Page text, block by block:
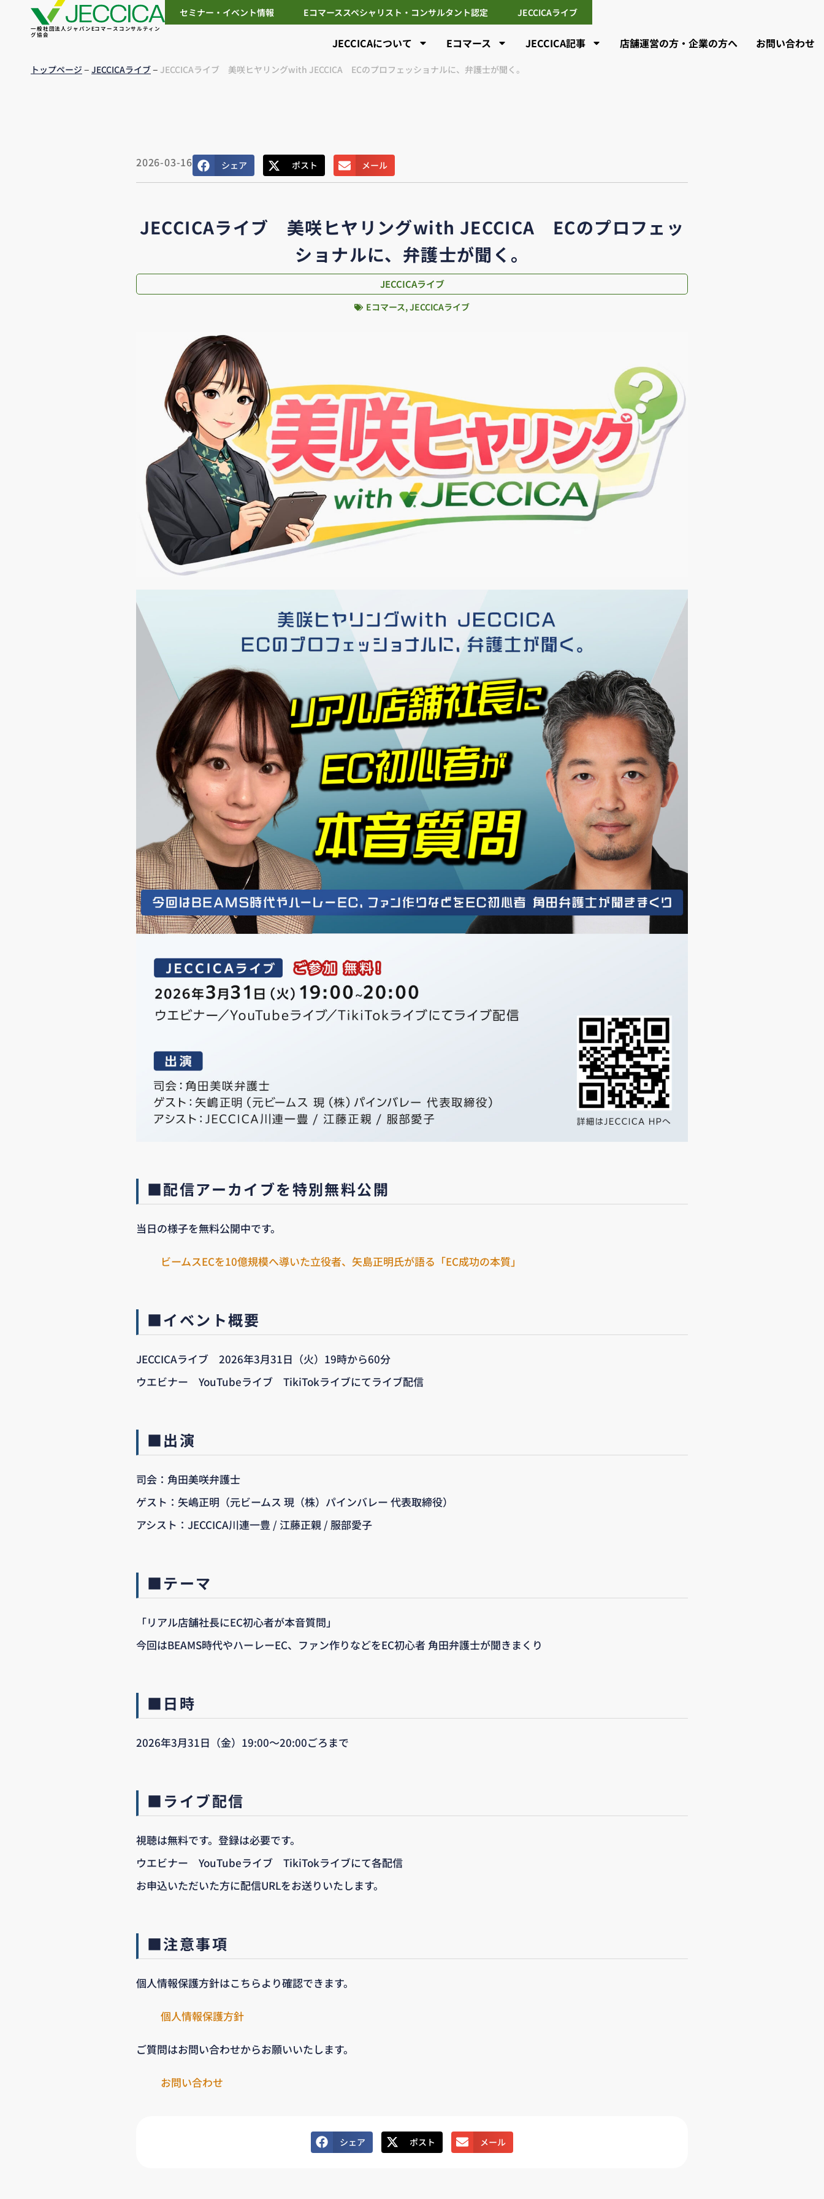
一般社団法人ジャパンEコマースコンサルティン
グ協会
セミナー・イベント情報 Eコマーススペシャリスト・コンサルタント認定 JECCICAライブ
JECCICAについて Eコマース JECCICA記事 店舗運営の方・企業の方へ お問い合わせ
トップページ– JECCICAライブ– JECCICAライブ 美咲ヒヤリングwith JECCICA ECのプロフェッショナルに、弁護士が聞く。
2026-03-16 シェア ポスト メール
JECCICAライブ 美咲ヒヤリングwith JECCICA ECのプロフェッ
ショナルに、弁護士が聞く。
JECCICAライブ
Eコマース,JECCICAライブ
■配信アーカイブを特別無料公開
当日の様子を無料公開中です。
ビームスECを10億規模へ導いた立役者、矢島正明氏が語る「EC成功の本質」
■イベント概要
JECCICAライブ 2026年3月31日（火）19時から60分
ウエビナー YouTubeライブ TikiTokライブにてライブ配信
■出演
司会：角田美咲弁護士
ゲスト：矢嶋正明（元ビームス 現（株）パインバレー 代表取締役）
アシスト：JECCICA川連一豊 / 江藤正親 / 服部愛子
■テーマ
「リアル店舗社長にEC初心者が本音質問」
今回はBEAMS時代やハーレーEC、ファン作りなどをEC初心者 角田弁護士が聞きまくり
■日時
2026年3月31日（金）19:00〜20:00ごろまで
■ライブ配信
視聴は無料です。登録は必要です。
ウエビナー YouTubeライブ TikiTokライブにて各配信
お申込いただいた方に配信URLをお送りいたします。
■注意事項
個人情報保護方針はこちらより確認できます。
個人情報保護方針
ご質問はお問い合わせからお願いいたします。
お問い合わせ
シェア ポスト メール